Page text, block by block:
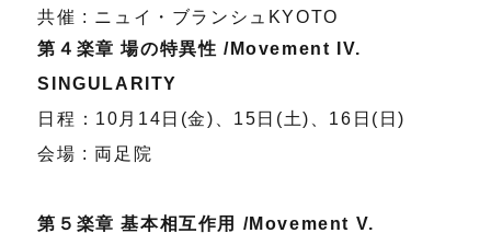
共催 : ニュイ・ブランシュKYOTO
第４楽章 場の特異性 /Movement IV.
SINGULARITY
日程：10月14日(金)、15日(土)、16日(日)
会場 : 両足院
第５楽章 基本相互作用 /Movement V.